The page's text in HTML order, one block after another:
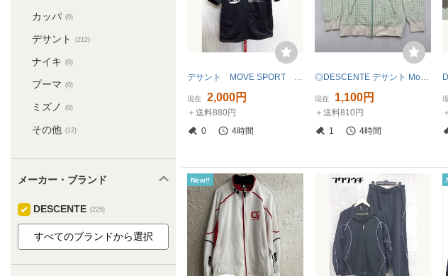
カッパ (0)
デサント (212)
ナイキ (0)
プーマ (0)
ミズノ (0)
その他 (12)
メーカー・ブランド
DESCENTE (225)
デサント MOVE SPORT 半袖ジャージトップ メンズM 黒 トラックジャケット トラックトップ サマー 春夏 半袖ブルゾン スポーツ07091
現在 2,000円
＋送料880円
0
4時間
◎DESCENTE デサント Move Sport ムーブスポーツ トラックジャケット ジャージ DAT-2051 チェック ホワイト グリーン M
現在 1,100円
＋送料810円
1
4時間
New!!